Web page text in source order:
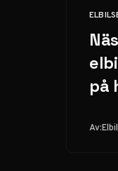
på
Av: